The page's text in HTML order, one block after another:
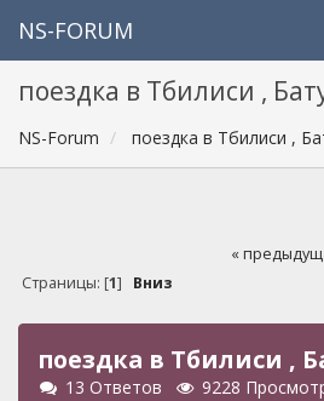
NS-FORUM
поездка в Тбилиси ,
NS-Forum поездка в Тбилиси ,
«
Страницы: [1] Вниз
поездка в Тбилиси ,
13 Ответов 9228